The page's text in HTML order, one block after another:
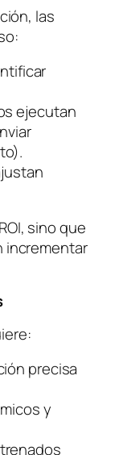
las
ejecutan
sino que
incrementar
precisa
y